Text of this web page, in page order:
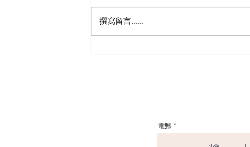
撰寫留言......
電郵